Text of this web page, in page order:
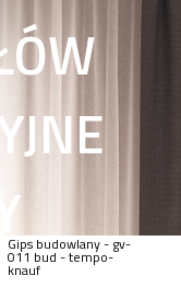
Gips budowlany - gv-
011 bud - tempo-
knauf